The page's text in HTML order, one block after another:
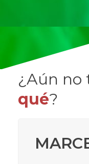
¿Aún no
qué?